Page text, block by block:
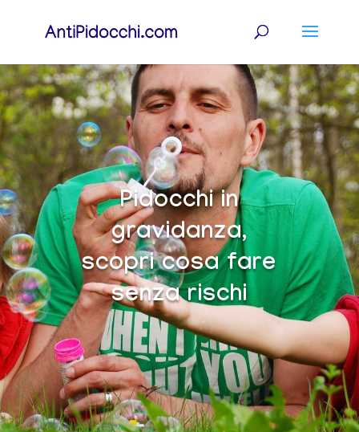
Pidocchi in
gravidanza,
scopri cosa fare
senza rischi